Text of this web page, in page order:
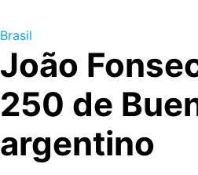
Brasil
João
250 de
argentino